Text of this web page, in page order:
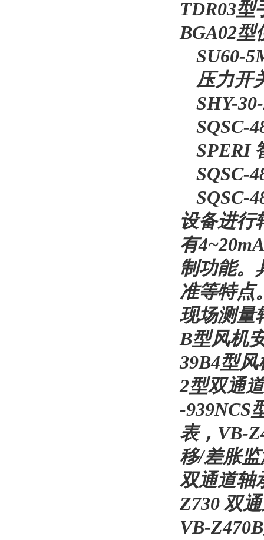
TDR03型
BGA02型
SU60-
压力开
SHY-
SQSC-
SPERI
SQSC-
SQSC-
设备进行
有
制功能。
准等特点
现场测量
B型风机
39B4型
2型双通
-939NCS
表，VB-
移/差胀
双通道轴
Z730 双
VB-